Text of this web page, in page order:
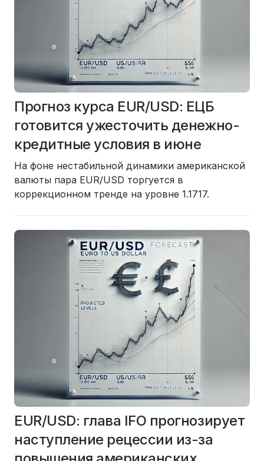
Прогноз курса EUR/USD: ЕЦБ
готовится ужесточить денежно-
кредитные условия в июне
На фоне нестабильной динамики американской
валюты пара EUR/USD торгуется в
коррекционном тренде на уровне 1.1717.
EUR/USD: глава IFO прогнозирует
наступление рецессии из-за